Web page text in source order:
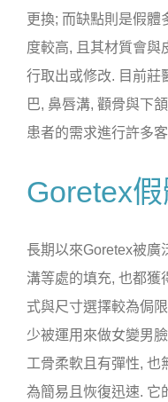
更換; 而缺點則是假體
度較高, 且其材質會與
行取出或修改. 目前莊
巴, 鼻唇溝, 顴骨與下
患者的需求進行許多
Goretex
長期以來Goretex被廣
溝等處的填充, 也都獲
式與尺寸選擇較為侷
少被運用來做女變男
工骨柔軟且有彈性, 也
為簡易且恢復迅速. 它